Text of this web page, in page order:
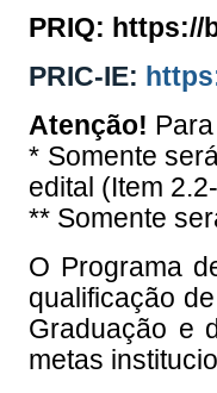
PRIQ: https://
PRIC-IE:
Atenção!
* Somente
edital (Item
** Somente
O Programa
qualificação
Graduação e
metas